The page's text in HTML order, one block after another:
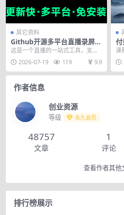
其它资料
Github开源多平台直播录屏神
器！斗鱼虎牙B站抖音直播全
主动监控录制，免费使用！Bil
iLive-tools
这是一个直播的一站式工具，支持
弹幕转换与视频压制并上传至B站，
支持斗鱼、虎牙、B...
2026-07-19 119 9.9
付
课
周
玩
作者信息
创业资源
等级 永久会员
48757
文章
1
评论
查看作者其他
排行榜展示